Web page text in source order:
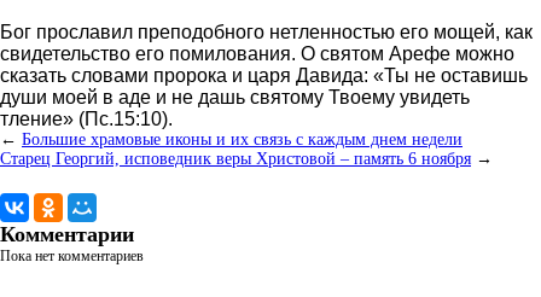
Бог прославил преподобного нетленностью его мощей, как
свидетельство его помилования. О святом Арефе можно
сказать словами пророка и царя Давида: «Ты не оставишь
души моей в аде и не дашь святому Твоему увидеть
тление» (Пс.15:10).
← Большие храмовые иконы и их связь с каждым днем недели
Старец Георгий, исповедник веры Христовой – память 6 ноября →
Комментарии
Пока нет комментариев